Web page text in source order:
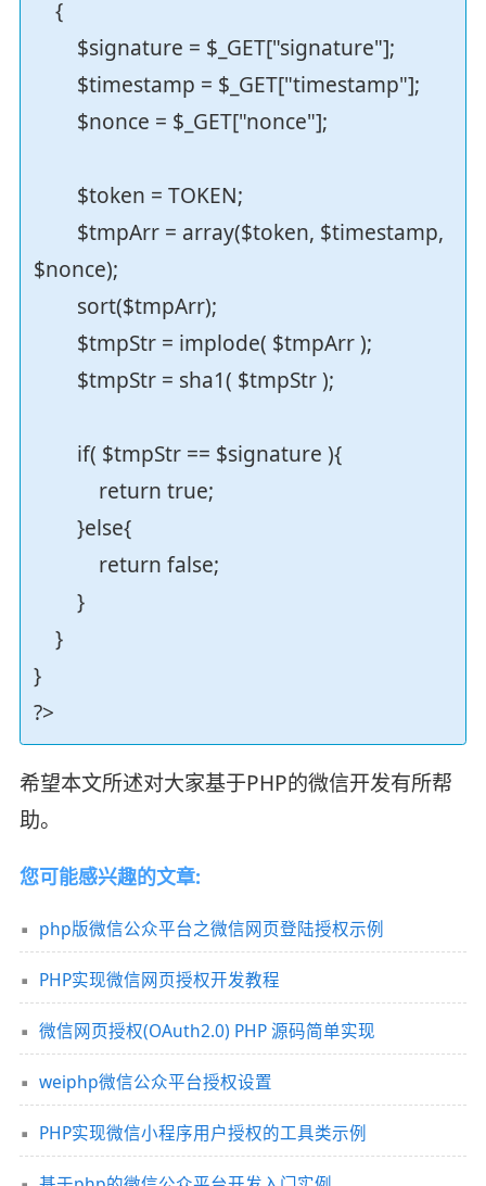
{
$signature = $_GET["signature"];
$timestamp = $_GET["timestamp"];
$nonce = $_GET["nonce"];
$token = TOKEN;
$tmpArr = array($token, $timestamp,
$nonce);
sort($tmpArr);
$tmpStr = implode( $tmpArr );
$tmpStr = sha1( $tmpStr );
if( $tmpStr == $signature ){
return true;
}else{
return false;
}
}
}
?>
希望本文所述对大家基于PHP的微信开发有所帮
助。
您可能感兴趣的文章:
php版微信公众平台之微信网页登陆授权示例
PHP实现微信网页授权开发教程
微信网页授权(OAuth2.0) PHP 源码简单实现
weiphp微信公众平台授权设置
PHP实现微信小程序用户授权的工具类示例